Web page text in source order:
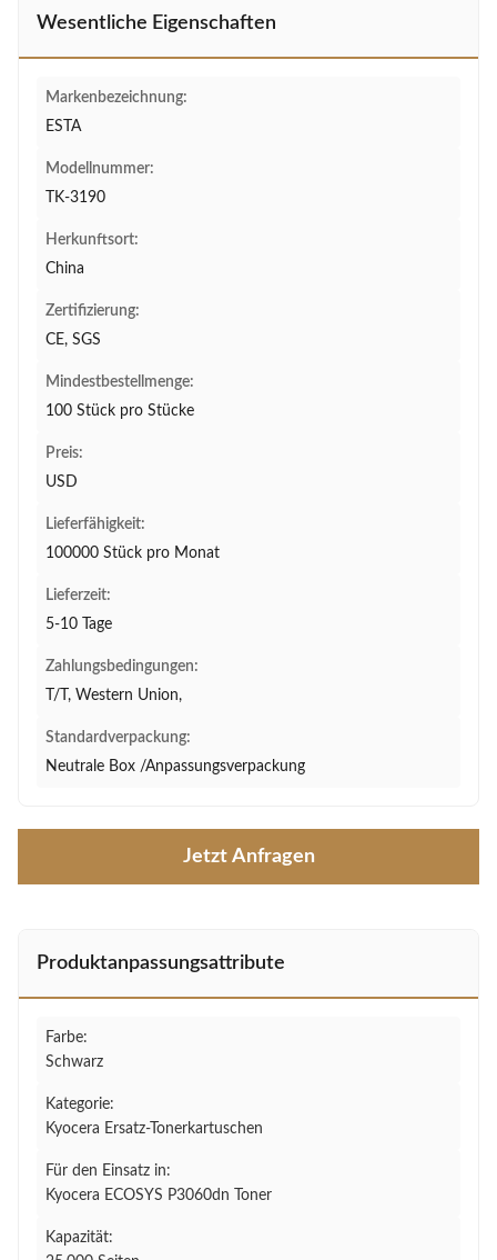
Wesentliche Eigenschaften
Markenbezeichnung:
ESTA
Modellnummer:
TK-3190
Herkunftsort:
China
Zertifizierung:
CE, SGS
Mindestbestellmenge:
100 Stück pro Stücke
Preis:
USD
Lieferfähigkeit:
100000 Stück pro Monat
Lieferzeit:
5-10 Tage
Zahlungsbedingungen:
T/T, Western Union,
Standardverpackung:
Neutrale Box /Anpassungsverpackung
Jetzt Anfragen
Produktanpassungsattribute
Farbe:
Schwarz
Kategorie:
Kyocera Ersatz-Tonerkartuschen
Für den Einsatz in:
Kyocera ECOSYS P3060dn Toner
Kapazität: